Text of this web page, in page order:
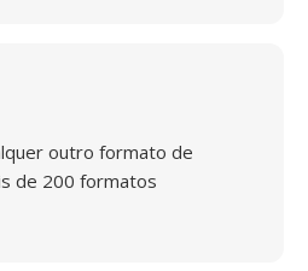
outro formato de
de 200 formatos